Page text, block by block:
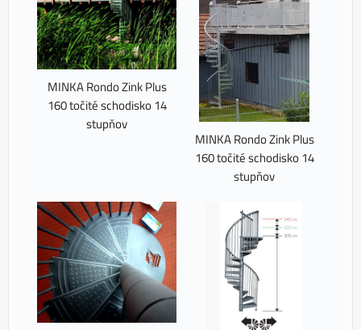
MINKA Rondo Zink Plus
160 točité schodisko 14
stupňov
MINKA Rondo Zink Plus
160 točité schodisko 14
stupňov